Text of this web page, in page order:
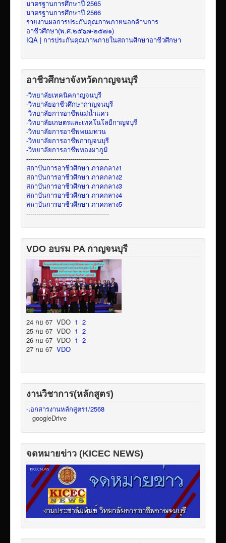
มาตรฐานการศึกษาปี 2565
มาตรฐานการศึกษาปี 2566
รายงานผลการประกันคุณภาพภายนอกด้านการ
อาชีวศึกษา(พ.ศ.๒๕๖๗-๒๕๗๑)
IQA | การประกันคุณภาพภายในสถานศึกษาอาชีวศึกษา
อาชีวศึกษาจังหวัดกาญจนบุรี
-วิทยาลัยเทคนิคกาญจนบุรี
-วิทยาลัยอาชีวศึกษากาญจนบุรี
-วิทยาลัยการอาชีพแม่น้ำแคว
-วิทยาลัยเกษตรและเทคโนโลยีกาญจบุรี
-วิทยาลัยการอาชีพพนมทวน
-วิทยาลัยการอาชีพกาญจนบุรี
-วิทยาลัยการอาชีพทองผาภูมิ
-----------------------------------------
สถาบันการอาชีวศึกษา ภาคกลาง1
สถาบันการอาชีวศึกษา ภาคกลาง2
สถาบันการอาชีวศึกษา ภาคกลาง3
สถาบันการอาชีวศึกษา ภาคกลาง4
สถาบันการอาชีวศึกษา ภาคกลาง5
-----------------------------------------
VDO อบรม PA กาญจนบุรี
24 กย 67 VDO 1 2
25 กย 67 VDO 1 2
26 กย 67 VDO 1 2
27 กย 67 VDO
งานวิชาการ(หลักสูตร)
-เอกสารงานหลักสูตร1/2568
googleDrive
จดหมายข่าว (KICEC NEWS)